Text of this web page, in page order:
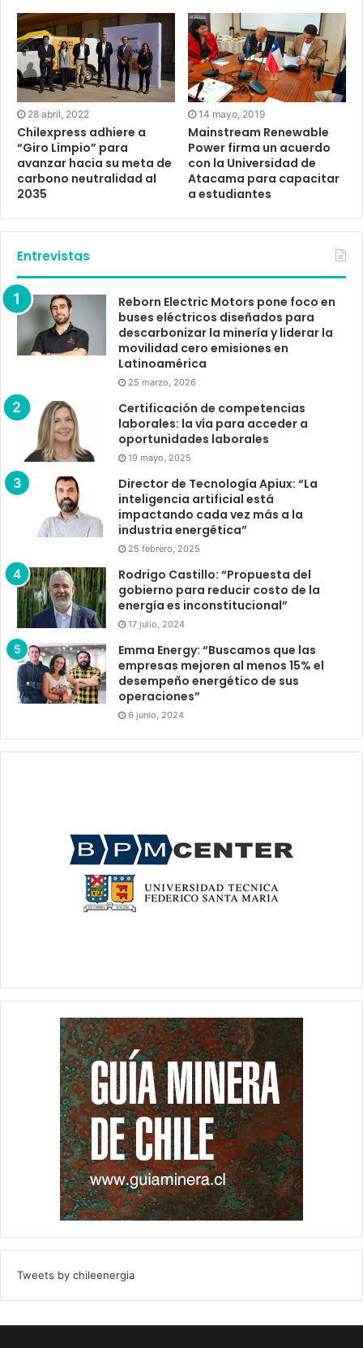
28 abril, 2022
Chilexpress adhiere a
“Giro Limpio” para
avanzar hacia su meta de
carbono neutralidad al
2035
14 mayo, 2019
Mainstream Renewable
Power firma un acuerdo
con la Universidad de
Atacama para capacitar
a estudiantes
Entrevistas
Reborn Electric Motors pone foco en
buses eléctricos diseñados para
descarbonizar la minería y liderar la
movilidad cero emisiones en
Latinoamérica
25 marzo, 2026
Certificación de competencias
laborales: la vía para acceder a
oportunidades laborales
19 mayo, 2025
Director de Tecnología Apiux: “La
inteligencia artificial está
impactando cada vez más a la
industria energética”
25 febrero, 2025
Rodrigo Castillo: “Propuesta del
gobierno para reducir costo de la
energía es inconstitucional”
17 julio, 2024
Emma Energy: “Buscamos que las
empresas mejoren al menos 15% el
desempeño energético de sus
operaciones”
6 junio, 2024
Tweets by chileenergia